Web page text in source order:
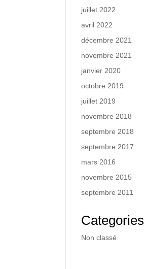
juillet 2022
avril 2022
décembre 2021
novembre 2021
janvier 2020
octobre 2019
juillet 2019
novembre 2018
septembre 2018
septembre 2017
mars 2016
novembre 2015
septembre 2011
Categories
Non classé